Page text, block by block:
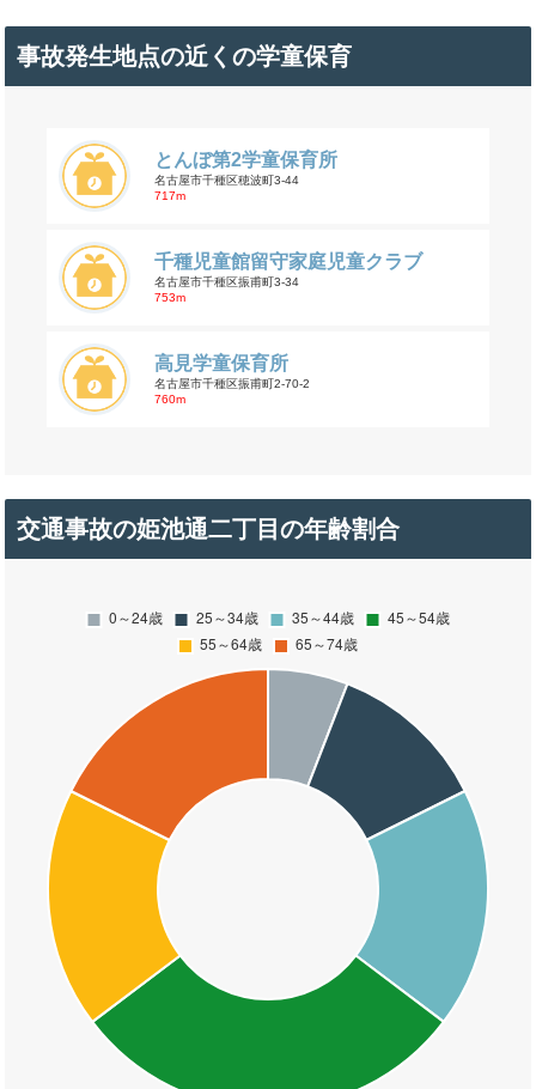
事故発生地点の近くの学童保育
とんぼ第2学童保育所
名古屋市千種区穂波町3-44
717m
千種児童館留守家庭児童クラブ
名古屋市千種区振甫町3-34
753m
高見学童保育所
名古屋市千種区振甫町2-70-2
760m
交通事故の姫池通二丁目の年齢割合